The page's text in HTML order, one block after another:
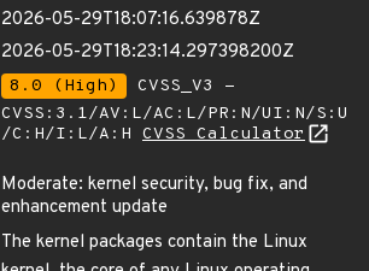
2026-05-29T18:07:16.639878Z
2026-05-29T18:23:14.297398200Z
8.0 (High)
CVSS_V3 -
CVSS:3.1/AV:L/AC:L/PR:N/UI:N/S:U
/C:H/I:L/A:H CVSS Calculator
Moderate: kernel security, bug fix, and
enhancement update
The kernel packages contain the Linux